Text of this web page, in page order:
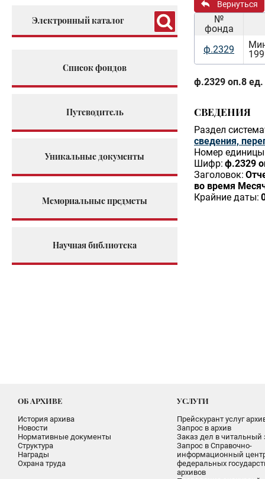
Электронный каталог
Список фондов
Путеводитель
Уникальные документы
Мемориальные предметы
Научная библиотека
Вернуться
№
фонда
ф.2329
ф.2329 оп.8 ед.
СВЕДЕНИЯ
Раздел
сведения,
Номер единицы
Шифр: ф.2329
Заголовок:
во время
Крайние даты:
ОБ АРХИВЕ
История архива
Новости
Нормативные документы
Структура
Награды
Охрана труда
УСЛУГИ
Прейскурант услуг
Запрос в архив
Заказ дел в читальный
Запрос в Справочно-
информационный
федеральных
архивов